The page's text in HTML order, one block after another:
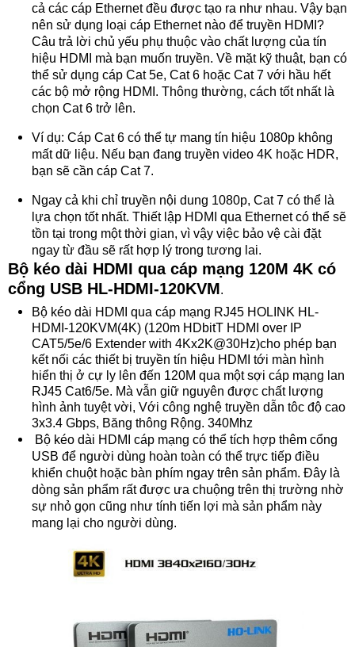
cả các cáp Ethernet đều được tạo ra như nhau. Vậy bạn
nên sử dụng loại cáp Ethernet nào để truyền HDMI?
Câu trả lời chủ yếu phụ thuộc vào chất lượng của tín
hiệu HDMI mà bạn muốn truyền. Về mặt kỹ thuật, bạn có
thể sử dụng cáp Cat 5e, Cat 6 hoặc Cat 7 với hầu hết
các bộ mở rộng HDMI. Thông thường, cách tốt nhất là
chọn Cat 6 trở lên.
Ví dụ: Cáp Cat 6 có thể tự mang tín hiệu 1080p không
mất dữ liệu. Nếu bạn đang truyền video 4K hoặc HDR,
bạn sẽ cần cáp Cat 7.
Ngay cả khi chỉ truyền nội dung 1080p, Cat 7 có thể là
lựa chọn tốt nhất. Thiết lập HDMI qua Ethernet có thể sẽ
tồn tại trong một thời gian, vì vậy việc bảo vệ cài đặt
ngay từ đầu sẽ rất hợp lý trong tương lai.
Bộ kéo dài HDMI qua cáp mạng 120M 4K có
cổng USB HL-HDMI-120KVM.
Bộ kéo dài HDMI qua cáp mạng RJ45 HOLINK HL-
HDMI-120KVM(4K) (120m HDbitT HDMI over IP
CAT5/5e/6 Extender with 4Kx2K@30Hz)cho phép bạn
kết nối các thiết bị truyền tín hiệu HDMI tới màn hình
hiển thị ở cự ly lên đến 120M qua một sợi cáp mạng lan
RJ45 Cat6/5e. Mà vẫn giữ nguyên được chất lượng
hình ảnh tuyệt vời, Với công nghệ truyền dẫn tôc độ cao
3x3.4 Gbps, Băng thông Rộng. 340Mhz
Bộ kéo dài HDMI cáp mạng có thể tích hợp thêm cổng
USB để người dùng hoàn toàn có thể trực tiếp điều
khiển chuột hoặc bàn phím ngay trên sản phẩm. Đây là
dòng sản phẩm rất được ưa chuộng trên thị trường nhờ
sự nhỏ gọn cũng như tính tiến lợi mà sản phẩm này
mang lại cho người dùng.